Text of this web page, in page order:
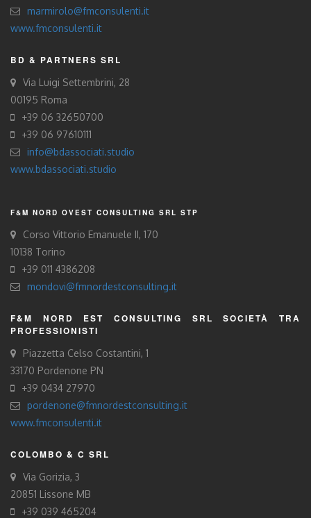
marmirolo@fmconsulenti.it
www.fmconsulenti.it
BD & PARTNERS SRL
Via Luigi Settembrini, 28
00195 Roma
+39 06 32650700
+39 06 97610111
info@bdassociati.studio
www.bdassociati.studio
F&M NORD OVEST CONSULTING SRL STP
Corso Vittorio Emanuele II, 170
10138 Torino
+39 011 4386208
mondovi@fmnordestconsulting.it
F&M NORD EST CONSULTING SRL SOCIETÀ TRA
PROFESSIONISTI
Piazzetta Celso Costantini, 1
33170 Pordenone PN
+39 0434 27970
pordenone@fmnordestconsulting.it
www.fmconsulenti.it
COLOMBO & C SRL
Via Gorizia, 3
20851 Lissone MB
+39 039 465204